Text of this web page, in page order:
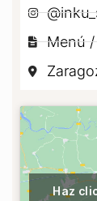
Menú /
Haz